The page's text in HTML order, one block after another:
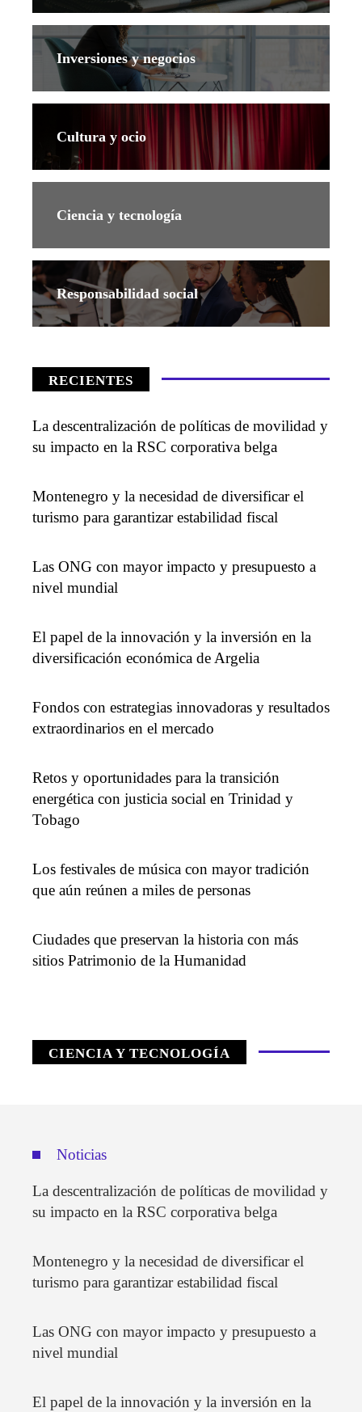
Inversiones y negocios
Cultura y ocio
Ciencia y tecnología
Responsabilidad social
RECIENTES
La descentralización de políticas de movilidad y
su impacto en la RSC corporativa belga
Montenegro y la necesidad de diversificar el
turismo para garantizar estabilidad fiscal
Las ONG con mayor impacto y presupuesto a
nivel mundial
El papel de la innovación y la inversión en la
diversificación económica de Argelia
Fondos con estrategias innovadoras y resultados
extraordinarios en el mercado
Retos y oportunidades para la transición
energética con justicia social en Trinidad y
Tobago
Los festivales de música con mayor tradición
que aún reúnen a miles de personas
Ciudades que preservan la historia con más
sitios Patrimonio de la Humanidad
CIENCIA Y TECNOLOGÍA
Noticias
La descentralización de políticas de movilidad y
su impacto en la RSC corporativa belga
Montenegro y la necesidad de diversificar el
turismo para garantizar estabilidad fiscal
Las ONG con mayor impacto y presupuesto a
nivel mundial
El papel de la innovación y la inversión en la